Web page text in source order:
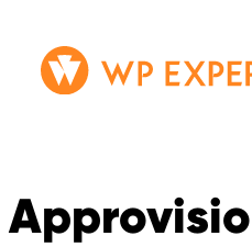
Passer
au
Lien
page